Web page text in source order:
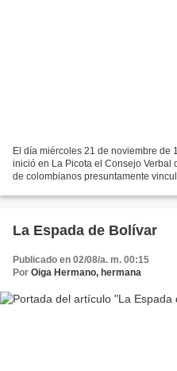
El día miércoles 21 de noviembre de
inició en La Picota el Consejo Verbal
de colombianos presuntamente
La Espada de Bolívar
Publicado en 02/08/a. m. 00:15
Por Oiga Hermano, hermana